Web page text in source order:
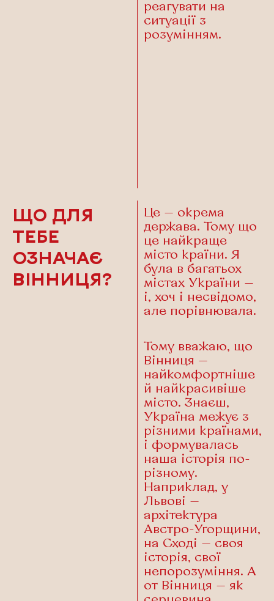
реагувати на
ситуації з
розумінням.
ЩО ДЛЯ
ТЕБЕ
ОЗНАЧАЄ
ВІННИЦЯ?
Це — окрема
держава. Тому що
це найкраще
місто країни. Я
була в багатьох
містах України —
і, хоч і несвідомо,
але порівнювала.
Тому вважаю, що
Вінниця —
найкомфортніше
й найкрасивіше
місто. Знаєш,
Україна межує з
різними країнами,
і формувалась
наша історія по-
різному.
Наприклад, у
Львові —
архітектура
Австро-Угорщини,
на Сході — своя
історія, свої
непорозуміння. А
от Вінниця — як